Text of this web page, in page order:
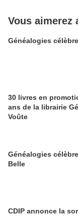
Vous aimerez
Généalogies
30 livres en
ans de la librairie
Voûte
Généalogies
Belle
CDIP annonce la